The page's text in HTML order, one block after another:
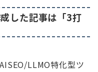
した記事は「3打
LLMO特化型ツ